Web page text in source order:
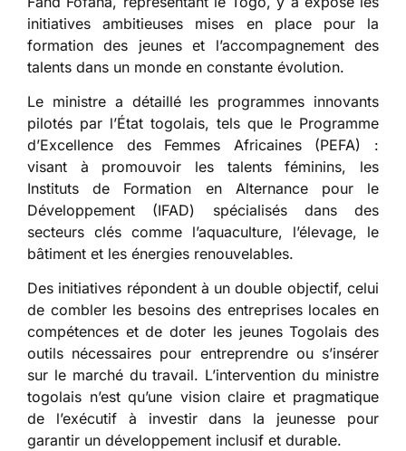
initiatives ambitieuses mises en place pour la
formation des jeunes et l’accompagnement des
talents dans un monde en constante évolution.
Le ministre a détaillé les programmes innovants
pilotés par l’État togolais, tels que le Programme
d’Excellence des Femmes Africaines (PEFA) :
visant à promouvoir les talents féminins, les
Instituts de Formation en Alternance pour le
Développement (IFAD) spécialisés dans des
secteurs clés comme l’aquaculture, l’élevage, le
bâtiment et les énergies renouvelables.
Des initiatives répondent à un double objectif, celui
de combler les besoins des entreprises locales en
compétences et de doter les jeunes Togolais des
outils nécessaires pour entreprendre ou s’insérer
sur le marché du travail. L’intervention du ministre
togolais n’est qu’une vision claire et pragmatique
de l’exécutif à investir dans la jeunesse pour
garantir un développement inclusif et durable.